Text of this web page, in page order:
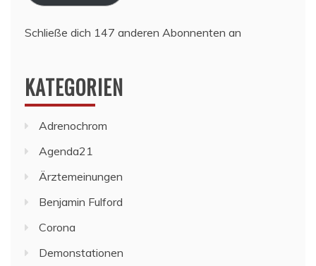
Schließe dich 147 anderen Abonnenten an
KATEGORIEN
Adrenochrom
Agenda21
Ärztemeinungen
Benjamin Fulford
Corona
Demonstationen